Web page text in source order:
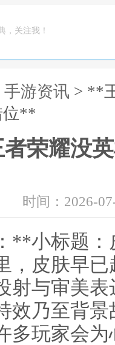
，关注我！
手游资讯 > **
位**
荣耀没
时间：2026-
**小标题
，皮肤早
射与审美
效乃至背
多玩家会